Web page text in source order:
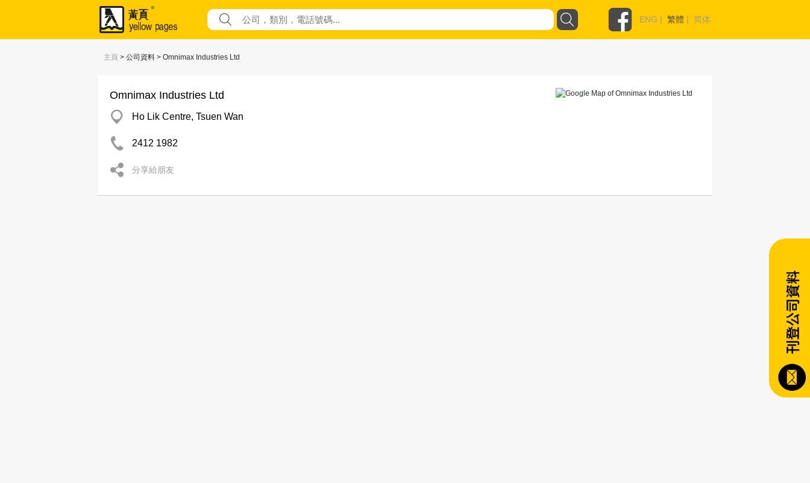
ENG | 繁體 | 简体
主頁 > 公司資料 > Omnimax Industries Ltd
Omnimax Industries Ltd
Ho Lik Centre, Tsuen Wan
2412 1982
分享給朋友